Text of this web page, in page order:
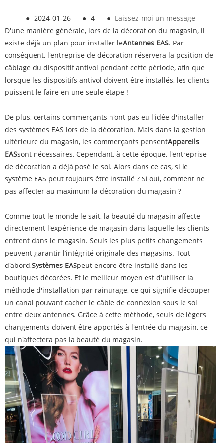
● 2024-01-26 ● 4 ● Laissez-moi un message
D'une manière générale, lors de la décoration du magasin, il
existe déjà un plan pour installer leAntennes EAS. Par
conséquent, l'entreprise de décoration réservera la position de
câblage du dispositif antivol pendant cette période, afin que
lorsque les dispositifs antivol doivent être installés, les clients
puissent le faire en une seule étape !
De plus, certains commerçants n'ont pas eu l'idée d'installer
des systèmes EAS lors de la décoration. Mais dans la gestion
ultérieure du magasin, les commerçants pensentAppareils
EASsont nécessaires. Cependant, à cette époque, l'entreprise
de décoration a déjà posé le sol. Alors dans ce cas, si le
système EAS peut toujours être installé ? Si oui, comment ne
pas affecter au maximum la décoration du magasin ?
Comme tout le monde le sait, la beauté du magasin affecte
directement l'expérience de magasin dans laquelle les clients
entrent dans le magasin. Seuls les plus petits changements
peuvent garantir l’intégrité originale des magasins. Tout
d'abord,Systèmes EASpeut encore être installé dans les
boutiques décorées. Et le meilleur moyen est d'utiliser la
méthode d'installation par rainurage, ce qui signifie découper
un canal pouvant cacher le câble de connexion sous le sol
entre deux antennes. Grâce à cette méthode, seuls de légers
changements doivent être apportés à l'entrée du magasin, ce
qui n'affectera pas la beauté du magasin.